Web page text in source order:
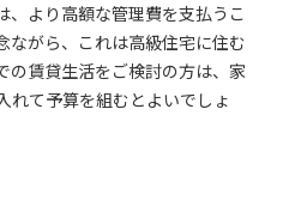
、より高額な管理費を支払うこ
ながら、これは高級住宅に住む
の賃貸生活をご検討の方は、家
れて予算を組むとよいでしょ